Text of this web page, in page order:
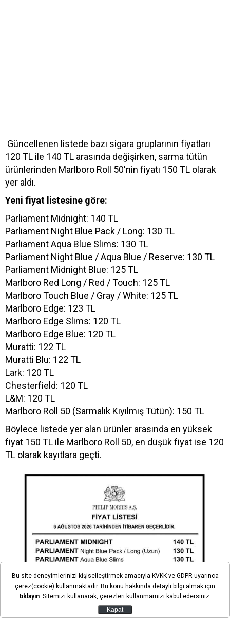
Güncellenen listede bazı sigara gruplarının fiyatları
120 TL ile 140 TL arasında değişirken, sarma tütün
ürünlerinden Marlboro Roll 50'nin fiyatı 150 TL olarak
yer aldı.
Yeni fiyat listesine göre:
Parliament Midnight: 140 TL
Parliament Night Blue Pack / Long: 130 TL
Parliament Aqua Blue Slims: 130 TL
Parliament Night Blue / Aqua Blue / Reserve: 130 TL
Parliament Midnight Blue: 125 TL
Marlboro Red Long / Red / Touch: 125 TL
Marlboro Touch Blue / Gray / White: 125 TL
Marlboro Edge: 123 TL
Marlboro Edge Slims: 120 TL
Marlboro Edge Blue: 120 TL
Muratti: 122 TL
Muratti Blu: 122 TL
Lark: 120 TL
Chesterfield: 120 TL
L&M: 120 TL
Marlboro Roll 50 (Sarmalık Kıyılmış Tütün): 150 TL
Böylece listede yer alan ürünler arasında en yüksek
fiyat 150 TL ile Marlboro Roll 50, en düşük fiyat ise 120
TL olarak kayıtlara geçti.
Bu site deneyimlerinizi kişiselleştirmek amacıyla KVKK ve GDPR uyarınca
çerez(cookie) kullanmaktadır. Bu konu hakkında detaylı bilgi almak için
tıklayın. Sitemizi kullanarak, çerezleri kullanmamızı kabul edersiniz.
Kapat